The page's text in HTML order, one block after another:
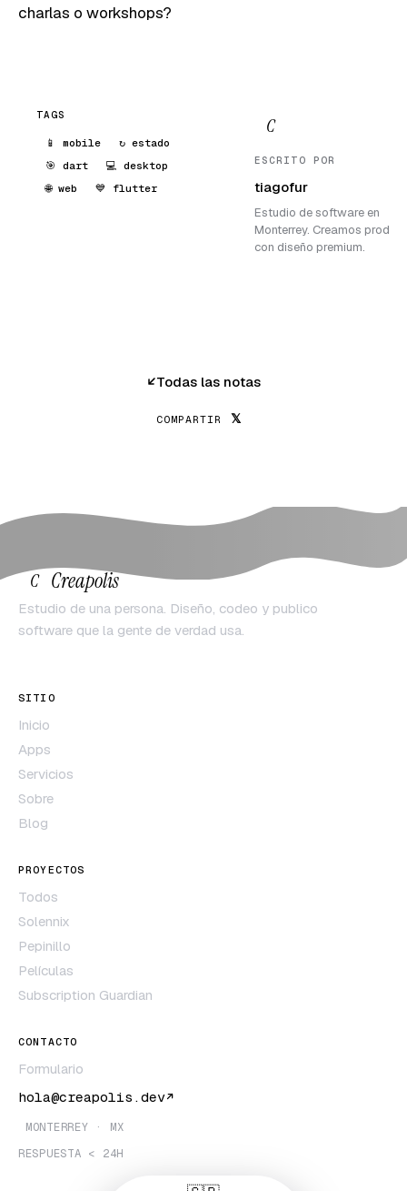
charlas o workshops?
TAGS
📱 mobile
↻ estado
🎯 dart
💻 desktop
🌐 web
💙 flutter
C
ESCRITO POR
tiagofur
Estudio de software en
Monterrey. Creamos
con diseño premium.
Todas las notas
COMPARTIR 𝕏
C Creapolis
Estudio de una persona. Diseño, codeo y publico
software que la gente de verdad usa.
SITIO
Inicio
Apps
Servicios
Sobre
Blog
PROYECTOS
Todos
Solennix
Pepinillo
Películas
Subscription Guardian
CONTACTO
Formulario
hola@creapolis.dev
MONTERREY · MX
RESPUESTA < 24H